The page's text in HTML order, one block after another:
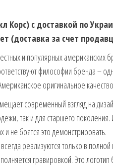
Корс) с доставкой по
(доставка за счет
и популярных
философии бренда –
оригинальное
современный взгляд на
так и для старшего
не боятся это демонстрировать.
всегда реализуются только в
гравировкой. Это логотип